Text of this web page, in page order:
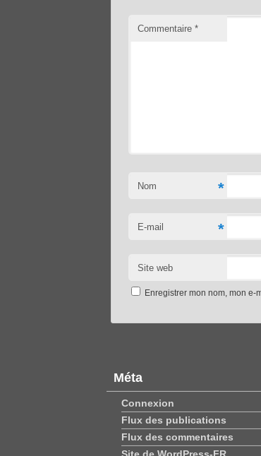
Commentaire*
Nom *
E-mail *
Site web
Enregistrer mon nom, mon
Méta
Connexion
Flux des publications
Flux des commentaires
Site de WordPress-FR